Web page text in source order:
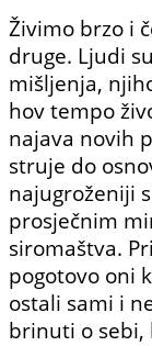
Živimo brzo i
druge. Ljudi
mišljenja,
hov tempo
najava novih
struje do
najugroženiji
prosječnim
siromaštva.
pogotovo oni
ostali sami i
brinuti o sebi,